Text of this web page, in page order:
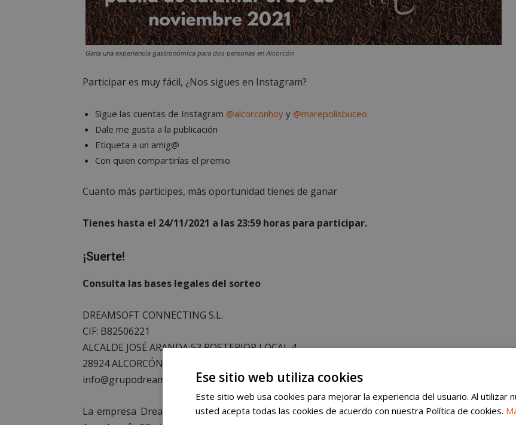
Gana una experiencia gastronómica para dos personas en Alcorcón
Participar es muy fácil, ¿Nos sigues en Instagram?
Sigue las cuentas de Instagram @alcorconhoy y @marepolisbuceo
Dale me gusta a la publicación
Etiqueta a un amig@
Con quien compartirías el premio
Cuanto más participes, más oportunidad tienes de ganar
Tienes hasta el 24/11/2021 a las 23:59 horas para participar.
¡Suerte!
Consulta las bases legales del sorteo
DREAMSOFT CONNECTING S.L.
CIF: B82506221
ALCALDE JOSÉ ARANDA 53 POSTERIOR LOCAL 4
28924 ALCORCÓN (MADRID)
info@grupodreamsoft.com
La empresa Dreamsoft Connecting S.L CIF B82506221 con domicilio en Av. de Alcalde José
Ese sitio web utiliza cookies
Este sitio web usa cookies para mejorar la experiencia del usuario. Al utilizar
usted acepta todas las cookies de acuerdo con nuestra Política de cookies.